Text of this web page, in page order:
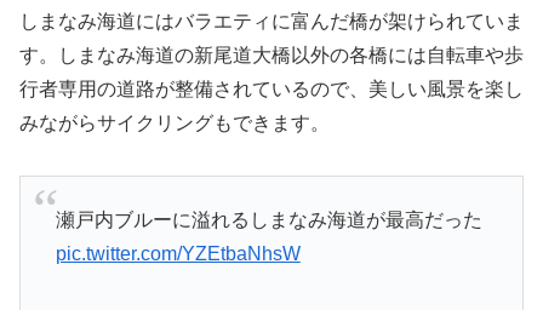
しまなみ海道にはバラエティに富んだ橋が架けられていま
す。しまなみ海道の新尾道大橋以外の各橋には自転車や歩
行者専用の道路が整備されているので、美しい風景を楽し
みながらサイクリングもできます。
瀬戸内ブルーに溢れるしまなみ海道が最高だった
pic.twitter.com/YZEtbaNhsW